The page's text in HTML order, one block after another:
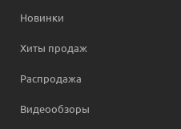
Новинки
Хиты продаж
Распродажа
Видеообзоры